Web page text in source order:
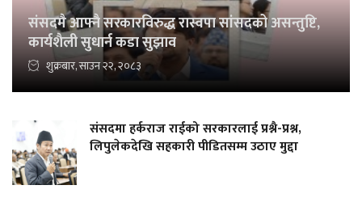
संसदमै आफ्नै सरकारविरुद्ध रास्वपा सांसदको असन्तुष्टि,
कार्यशैली सुधार्न कडा सुझाव
शुक्रबार, साउन २२, २०८३
संसदमा हर्कराज राईको सरकारलाई प्रश्नै-प्रश्न,
लिपुलेकदेखि सहकारी पीडितसम्म उठाए मुद्दा